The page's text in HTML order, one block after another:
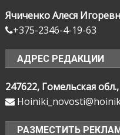
Ячиченко Алеся
+375-2346-4-19-63
АДРЕС РЕДАКЦИИ
247622, Гомельская
РАЗМЕСТИТЬ